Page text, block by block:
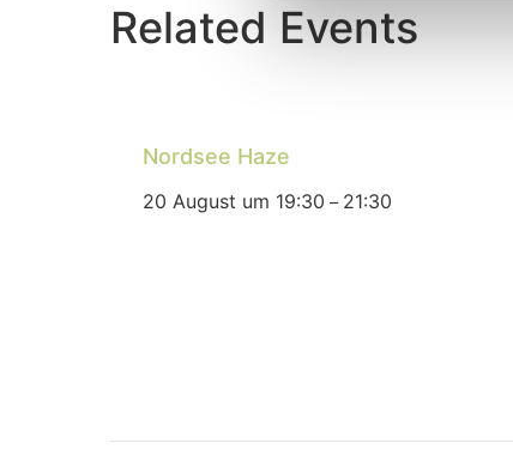
Related Events
Nordsee Haze
20 August um 19:30 – 21:30